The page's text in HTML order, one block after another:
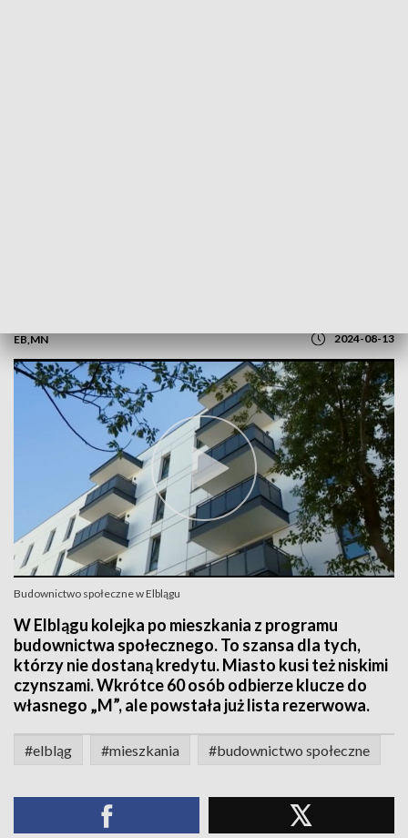
EB,MN 2024-08-13
Budownictwo społeczne w Elblągu
W Elblągu kolejka po mieszkania z programu
budownictwa społecznego. To szansa dla tych,
którzy nie dostaną kredytu. Miasto kusi też niskimi
czynszami. Wkrótce 60 osób odbierze klucze do
własnego „M”, ale powstała już lista rezerwowa.
#elbląg #mieszkania #budownictwo społeczne